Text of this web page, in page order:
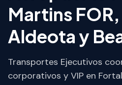
Martins
Aldeota y
Transportes Ejecutivos
corporativos y VIP en